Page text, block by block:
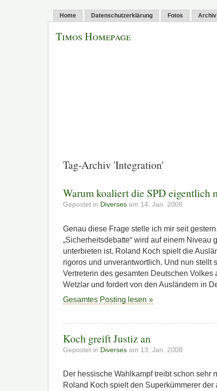
Home Datenschutzerklärung Fotos Archiv
Timos Homepage
Tag-Archiv 'Integration'
Warum koaliert die SPD eigentlich
Gepostet in Diverses am 14. Jan. 2008
Genau diese Frage stelle ich mir seit
„Sicherheitsdebatte“ wird auf einem Niveau
unterbieten ist. Roland Koch spielt die
rigoros und unverantwortlich. Und nun stellt
Vertreterin des gesamten Deutschen Volkes
Wetzlar und fordert von den Ausländern in
Gesamtes Posting lesen »
Koch greift Justiz an
Gepostet in Diverses am 13. Jan. 2008
Der hessische Wahlkampf treibt schon sehr
Roland Koch spielt den Superkümmerer der